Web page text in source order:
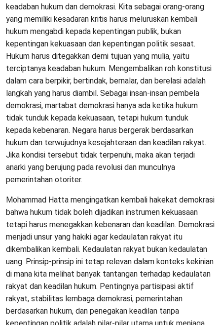
keadaban hukum dan demokrasi. Kita sebagai orang-orang
yang memiliki kesadaran kritis harus meluruskan kembali
hukum mengabdi kepada kepentingan publik, bukan
kepentingan kekuasaan dan kepentingan politik sesaat.
Hukum harus ditegakkan demi tujuan yang mulia, yaitu
terciptanya keadaban hukum. Mengembalikan roh konstitusi
dalam cara berpikir, bertindak, bernalar, dan berelasi adalah
langkah yang harus diambil. Sebagai insan-insan pembela
demokrasi, martabat demokrasi hanya ada ketika hukum
tidak tunduk kepada kekuasaan, tetapi hukum tunduk
kepada kebenaran. Negara harus bergerak berdasarkan
hukum dan terwujudnya kesejahteraan dan keadilan rakyat.
Jika kondisi tersebut tidak terpenuhi, maka akan terjadi
anarki yang berujung pada revolusi dan munculnya
pemerintahan otoriter.
Mohammad Hatta mengingatkan kembali hakekat demokrasi
bahwa hukum tidak boleh dijadikan instrumen kekuasaan
tetapi harus menegakkan kebenaran dan keadilan. Demokrasi
menjadi unsur yang hakiki agar kedaulatan rakyat itu
dikembalikan kembali. Kedaulatan rakyat bukan kedaulatan
uang. Prinsip-prinsip ini tetap relevan dalam konteks kekinian
di mana kita melihat banyak tantangan terhadap kedaulatan
rakyat dan keadilan hukum. Pentingnya partisipasi aktif
rakyat, stabilitas lembaga demokrasi, pemerintahan
berdasarkan hukum, dan penegakan keadilan tanpa